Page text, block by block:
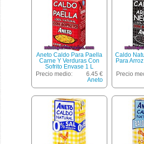
Aneto Caldo Para Paella
Carne Y Verduras Con
Sofrito Envase 1 L
Precio medio:
6.45 €
Aneto
Caldo
Para
Precio